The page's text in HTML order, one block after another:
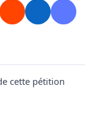
cette pétition